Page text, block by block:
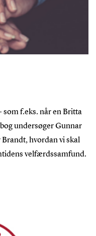
som f.eks. når en Britta
undersøger Gunnar
Brandt, hvordan vi skal
velfærdssamfund.